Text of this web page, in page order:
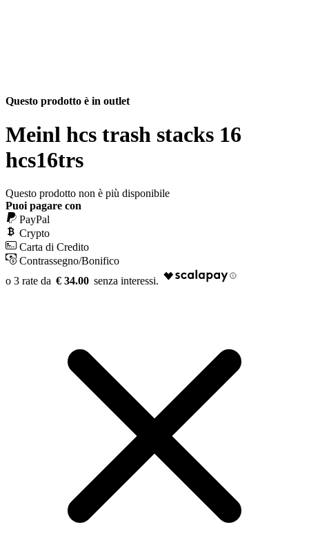
Questo prodotto è in outlet
Meinl hcs trash stacks 16
hcs16trs
Questo prodotto non è più disponibile
Puoi pagare con
PayPal
Crypto
Carta di Credito
Contrassegno/Bonifico
€ 34.00